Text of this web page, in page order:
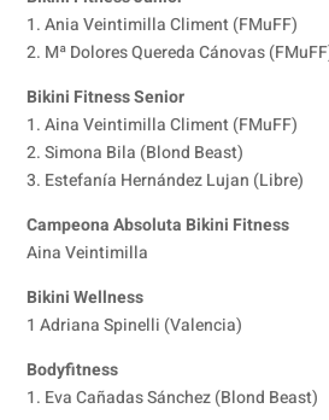
1. Ania Veintimilla Climent (FMuFF)
2. Mª Dolores Quereda Cánovas
Bikini Fitness Senior
1. Aina Veintimilla Climent (FMuFF)
2. Simona Bila (Blond Beast)
3. Estefanía Hernández Lujan (Libre)
Campeona Absoluta Bikini Fitness
Aina Veintimilla
Bikini Wellness
1 Adriana Spinelli (Valencia)
Bodyfitness
1. Eva Cañadas Sánchez (Blond Beast)